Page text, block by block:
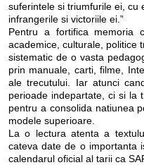
suferintele si triumfurile ei, cu
infrangerile si victoriile ei.”
Pentru a fortifica memoria
academice, culturale, politice
sistematic de o vasta
prin manuale, carti, filme,
ale trecutului. Iar atunci
perioade indepartate, ci si la
pentru a consolida natiunea
modele superioare.
La o lectura atenta a
cateva date de o importanta
calendarul oficial al tarii ca